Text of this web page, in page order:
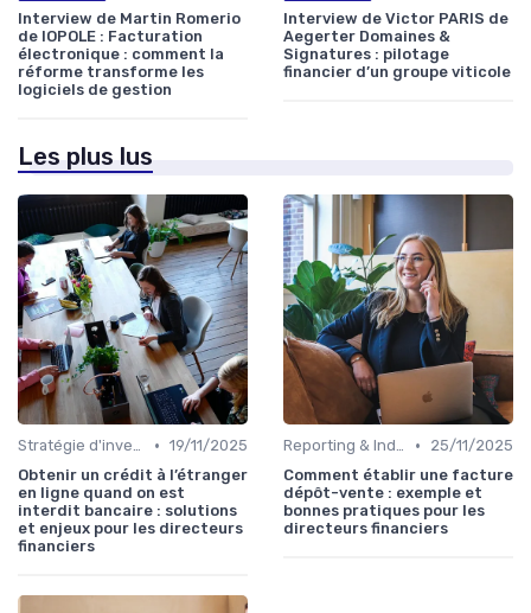
Interview de Martin Romerio
de IOPOLE : Facturation
électronique : comment la
réforme transforme les
logiciels de gestion
Interview de Victor PARIS de
Aegerter Domaines &
Signatures : pilotage
financier d’un groupe viticole
Les plus lus
Stratégie d'investissement • 19/11/2025
Obtenir un crédit à l’étranger
en ligne quand on est
interdit bancaire : solutions
et enjeux pour les directeurs
financiers
Reporting & Indicateurs •
25/11/2025
Comment établir une facture
dépôt-vente : exemple et
bonnes pratiques pour les
directeurs financiers